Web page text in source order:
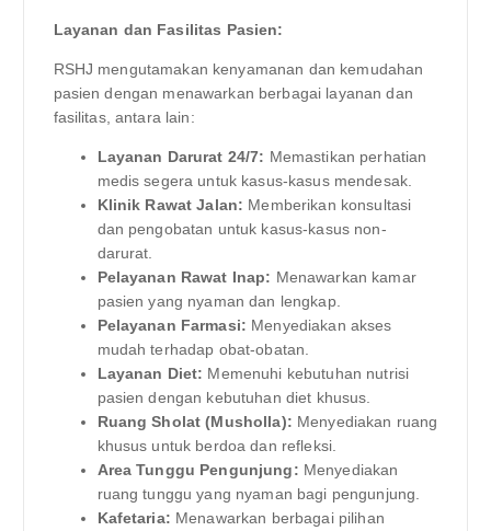
Layanan dan Fasilitas Pasien:
RSHJ mengutamakan kenyamanan dan kemudahan
pasien dengan menawarkan berbagai layanan dan
fasilitas, antara lain:
Layanan Darurat 24/7: Memastikan perhatian
medis segera untuk kasus-kasus mendesak.
Klinik Rawat Jalan: Memberikan konsultasi
dan pengobatan untuk kasus-kasus non-
darurat.
Pelayanan Rawat Inap: Menawarkan kamar
pasien yang nyaman dan lengkap.
Pelayanan Farmasi: Menyediakan akses
mudah terhadap obat-obatan.
Layanan Diet: Memenuhi kebutuhan nutrisi
pasien dengan kebutuhan diet khusus.
Ruang Sholat (Musholla): Menyediakan ruang
khusus untuk berdoa dan refleksi.
Area Tunggu Pengunjung: Menyediakan
ruang tunggu yang nyaman bagi pengunjung.
Kafetaria: Menawarkan berbagai pilihan